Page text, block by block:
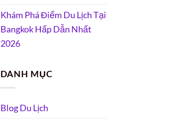
Khám Phá Điểm Du Lịch Tại
Bangkok Hấp Dẫn Nhất
2026
DANH MỤC
Blog Du Lịch